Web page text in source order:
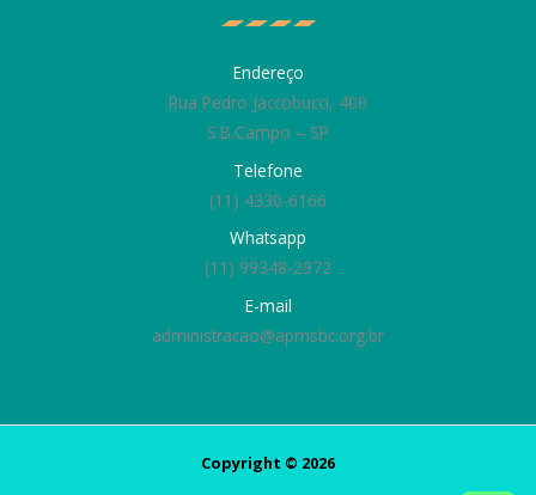
Endereço
Rua Pedro Jaccobucci, 400
S.B.Campo – SP
Telefone
(11) 4330-6166
Whatsapp
(11) 99348-2972
E-mail
administracao@apmsbc.org.br
Copyright © 2026